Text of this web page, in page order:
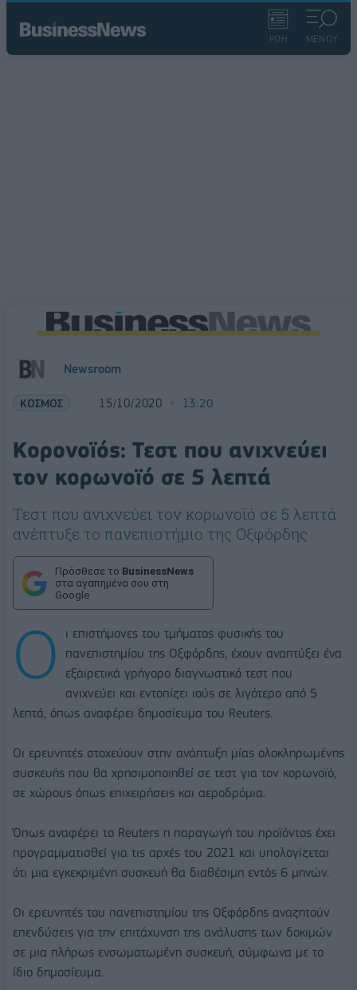
ΡΟΗ ΜΕΝΟΥ
Newsroom
ΚΟΣΜΟΣ 15/10/2020 13:20
Κορονοϊός: Τεστ που ανιχνεύει
τον κορωνοϊό σε 5 λεπτά
Τεστ που ανιχνεύει τον κορωνοϊό σε 5 λεπτά
ανέπτυξε το πανεπιστήμιο της Οξφόρδης
Πρόσθεσε το BusinessNews
στα αγαπημένα σου στη
Google
Ο
ι επιστήμονες του τμήματος φυσικής του
πανεπιστημίου της Οξφόρδης, έχουν αναπτύξει ένα
εξαιρετικά γρήγορο διαγνωστικό τεστ που
ανιχνεύει και εντοπίζει ιούς σε λιγότερο από 5
λεπτά, όπως αναφέρει δημοσίευμα του Reuters.
Οι ερευνητές στοχεύουν στην ανάπτυξη μίας ολοκληρωμένης
συσκευής που θα χρησιμοποιηθεί σε τεστ για τον κορωνοϊό,
σε χώρους όπως επιχειρήσεις και αεροδρόμια.
Όπως αναφέρει το Reuters η παραγωγή του προϊόντος έχει
προγραμματισθεί για τις αρχές του 2021 και υπολογίζεται
ότι μια εγκεκριμένη συσκευή θα διαθέσιμη εντός 6 μηνών.
Οι ερευνητές του πανεπιστημίου της Οξφόρδης αναζητούν
επενδύσεις για την επιτάχυνση της ανάλυσης των δοκιμών
σε μια πλήρως ενσωματωμένη συσκευή, σύμφωνα με το
ίδιο δημοσίευμα.